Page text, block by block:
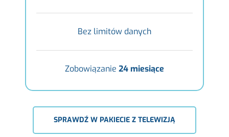
Bez limitów danych
Zobowiązanie 24 miesiące
SPRAWDŹ W PAKIECIE Z TELEWIZJĄ